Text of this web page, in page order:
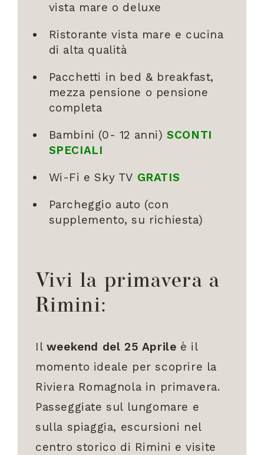
vista mare o deluxe
Ristorante vista mare e cucina
di alta qualità
Pacchetti in bed & breakfast,
mezza pensione o pensione
completa
Bambini (0- 12 anni)SCONTI
SPECIALI
Wi-Fi e Sky TV GRATIS
Parcheggio auto (con
supplemento, su richiesta)
Vivi la primavera a
Rimini:
Il weekend del 25 Aprile è il
momento ideale per scoprire la
Riviera Romagnola in primavera.
Passeggiate sul lungomare e
sulla spiaggia, escursioni nel
centro storico di Rimini e visite